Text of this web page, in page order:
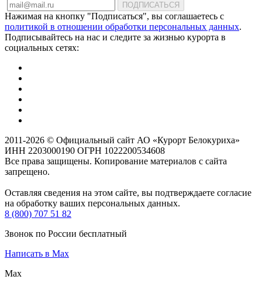
ПОДПИСАТЬСЯ
Нажимая на кнопку "Подписаться", вы соглашаетесь с
политикой в отношении обработки персональных данных.
Подписывайтесь на нас и следите за жизнью курорта в
социальных сетях:
2011-2026 © Официальный сайт АО «Курорт Белокуриха»
ИНН 2203000190 ОГРН 1022200534608
Все права защищены. Копирование материалов с сайта
запрещено.
Оставляя сведения на этом сайте, вы подтверждаете согласие
на обработку ваших персональных данных.
8 (800) 707 51 82
Звонок по России бесплатный
Написать в Max
Max